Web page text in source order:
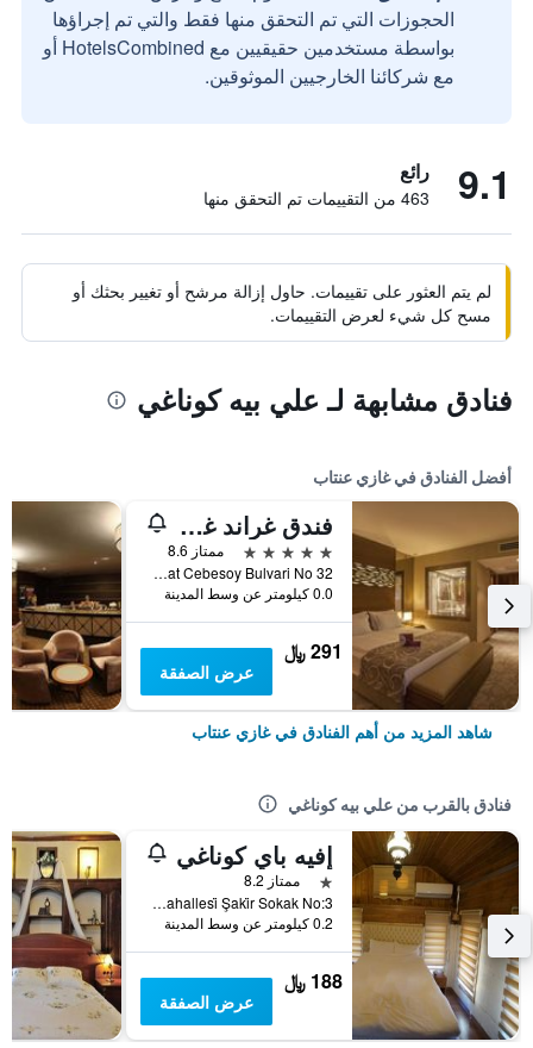
الحجوزات التي تم التحقق منها فقط والتي تم إجراؤها
بواسطة مستخدمين حقيقيين مع HotelsCombined أو
مع شركائنا الخارجيين الموثوقين.
9.1 رائع
463 من التقييمات تم التحقق منها
لم يتم العثور على تقييمات. حاول إزالة مرشح أو تغيير بحثك أو
مسح كل شيء لعرض التقييمات.
فنادق مشابهة لـ علي بيه كوناغي
أفضل الفنادق في غازي عنتاب
فندق غراند غازي عنتاب
5 نجوم
ممتاز 8.6
Ali Fuat Cebesoy Bulvari No 32, غازي عنتاب, تركيا
0.0 كيلومتر عن وسط المدينة
291 ﷼
عرض الصفقة
شاهد المزيد من أهم الفنادق في غازي عنتاب
فنادق بالقرب من علي بيه كوناغي
إفيه باي كوناغي
نجمة واحدة
ممتاز 8.2
Sefer Paşa Mahallesi̇ Şaki̇r Sokak No:3, غازي عنتاب, تركيا
0.2 كيلومتر عن وسط المدينة
188 ﷼
عرض الصفقة